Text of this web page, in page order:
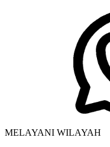
MELAYANI WILAYAH